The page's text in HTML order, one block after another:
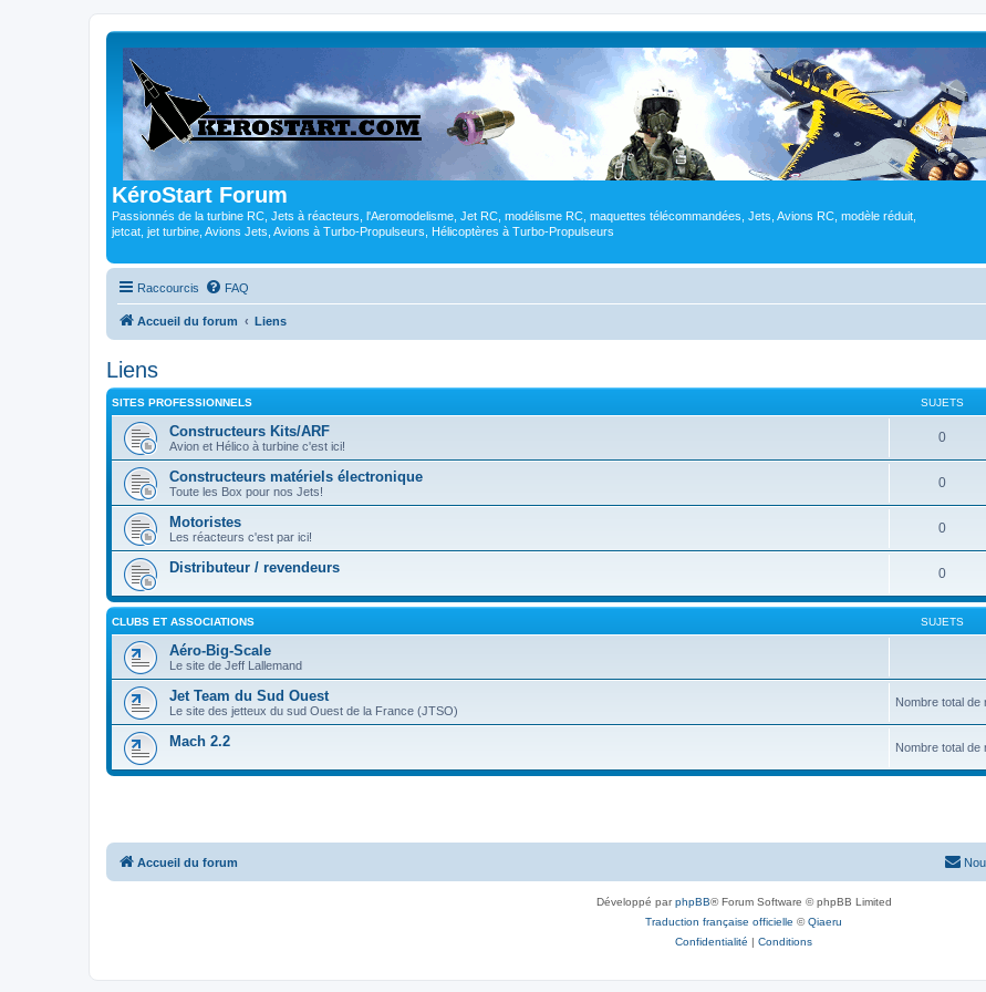
KéroStart Forum
Passionnés de la turbine RC, Jets à réacteurs, l'Aeromodelisme, Jet RC, modélisme RC, maquettes télécommandées, Jets, Avions RC, modèle réduit,
jetcat, jet turbine, Avions Jets, Avions à Turbo-Propulseurs, Hélicoptères à Turbo-Propulseurs
Raccourcis FAQ
Accueil du forum Liens
Liens
SITES PROFESSIONNELS SUJETS
Constructeurs Kits/ARF
Avion et Hélico à turbine c'est ici!
0
Constructeurs matériels électronique
Toute les Box pour nos Jets!
0
Motoristes
Les réacteurs c'est par ici!
0
Distributeur / revendeurs 0
CLUBS ET ASSOCIATIONS SUJETS
Aéro-Big-Scale
Le site de Jeff Lallemand
Jet Team du Sud Ouest
Le site des jetteux du sud Ouest de la France (JTSO)
Nombre total de
Mach 2.2 Nombre total de
Accueil du forum
Développé parphpBB® Forum Software © phpBB Limited
Traduction française officielle ©Qiaeru
Confidentialité | Conditions